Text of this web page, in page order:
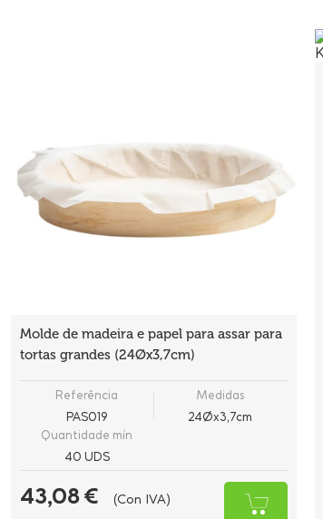
Molde de madeira e papel para assar para
tortas grandes (24Øx3,7cm)
Referência
PAS019
Medidas
24Øx3,7cm
Quantidade mín
40 UDS
43,08 € (Con IVA)